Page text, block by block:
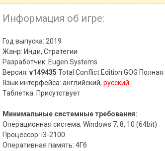
Информация об игре:
Год выпуска: 2019
Жанр: Инди, Стратегии
Разработчик: Eugen Systems
Версия: v149435 Total Conflict Edition GOG Полная
Язык интерфейса: английский, русский
Таблетка: Присутствует
Минимальные системные требования:
Операционная система: Windows 7, 8, 10 (64bit)
Процессор: i3-2100
Оперативная память: 4Гб